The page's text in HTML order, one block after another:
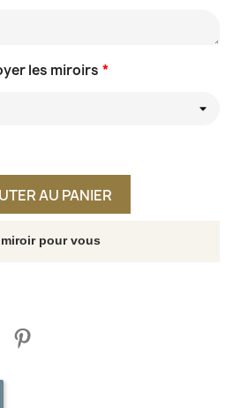
*
les miroirs
AU PANIER
pour vous